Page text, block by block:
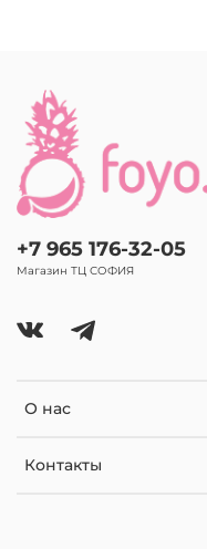
О нас
Контакты
+7 965 176-32-05
Магазин ТЦ СОФИЯ